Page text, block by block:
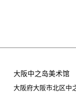
大阪中之岛美术馆
大阪府大阪市北区中